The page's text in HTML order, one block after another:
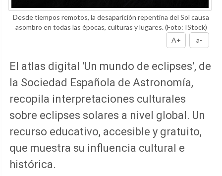
Desde tiempos remotos, la desaparición repentina del Sol causa
asombro en todas las épocas, culturas y lugares.(Foto: IStock)
A+
a-
El atlas digital 'Un mundo de eclipses', de
la Sociedad Española de Astronomía,
recopila interpretaciones culturales
sobre eclipses solares a nivel global. Un
recurso educativo, accesible y gratuito,
que muestra su influencia cultural e
histórica.